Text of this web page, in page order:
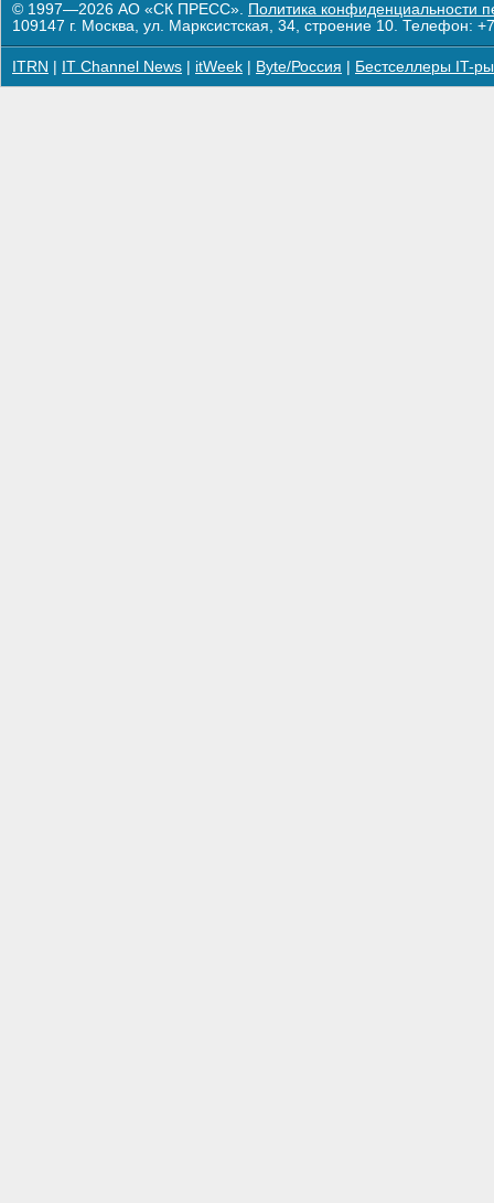
© 1997—2026 АО «СК ПРЕСС». Политика конфиденциальности
109147 г. Москва, ул. Марксистская, 34, строение 10. Телефон:
ITRN IT Channel News itWeek Byte/Россия Бестселлеры IT-